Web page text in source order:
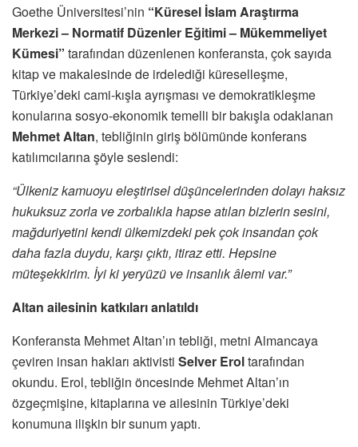
Goethe Üniversitesi’nin “Küresel İslam Araştırma
Merkezi – Normatif Düzenler Eğitimi – Mükemmeliyet
Kümesi” tarafından düzenlenen konferansta, çok sayıda
kitap ve makalesinde de irdelediği küreselleşme,
Türkiye’deki cami-kışla ayrışması ve demokratikleşme
konularına sosyo-ekonomik temelli bir bakışla odaklanan
Mehmet Altan, tebliğinin giriş bölümünde konferans
katılımcılarına şöyle seslendi:
“Ülkeniz kamuoyu eleştirisel düşüncelerinden dolayı haksız
hukuksuz zorla ve zorbalıkla hapse atılan bizlerin sesini,
mağduriyetini kendi ülkemizdeki pek çok insandan çok
daha fazla duydu, karşı çıktı, itiraz etti. Hepsine
müteşekkirim. İyi ki yeryüzü ve insanlık âlemi var.”
Altan ailesinin katkıları anlatıldı
Konferansta Mehmet Altan’ın tebliği, metni Almancaya
çeviren insan hakları aktivisti Selver Eroltarafından
okundu. Erol, tebliğin öncesinde Mehmet Altan’ın
özgeçmişine, kitaplarına ve ailesinin Türkiye’deki
konumuna ilişkin bir sunum yaptı.